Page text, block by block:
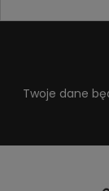
Twoje dane